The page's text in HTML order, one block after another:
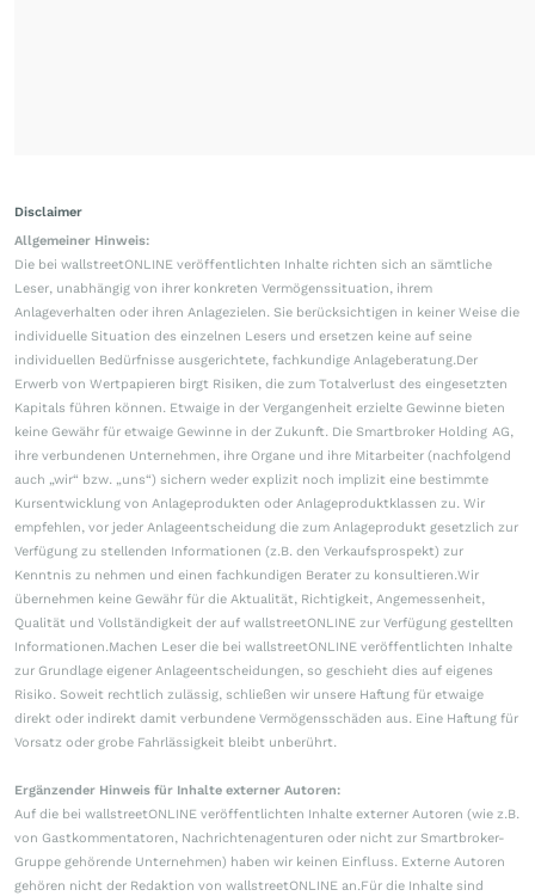
Disclaimer
Allgemeiner Hinweis:
Die bei wallstreetONLINE veröffentlichten Inhalte richten sich an sämtliche
Leser, unabhängig von ihrer konkreten Vermögenssituation, ihrem
Anlageverhalten oder ihren Anlagezielen. Sie berücksichtigen in keiner Weise die
individuelle Situation des einzelnen Lesers und ersetzen keine auf seine
individuellen Bedürfnisse ausgerichtete, fachkundige Anlageberatung.Der
Erwerb von Wertpapieren birgt Risiken, die zum Totalverlust des eingesetzten
Kapitals führen können. Etwaige in der Vergangenheit erzielte Gewinne bieten
keine Gewähr für etwaige Gewinne in der Zukunft. Die Smartbroker Holding AG,
ihre verbundenen Unternehmen, ihre Organe und ihre Mitarbeiter (nachfolgend
auch „wir“ bzw. „uns“) sichern weder explizit noch implizit eine bestimmte
Kursentwicklung von Anlageprodukten oder Anlageproduktklassen zu. Wir
empfehlen, vor jeder Anlageentscheidung die zum Anlageprodukt gesetzlich zur
Verfügung zu stellenden Informationen (z.B. den Verkaufsprospekt) zur
Kenntnis zu nehmen und einen fachkundigen Berater zu konsultieren.Wir
übernehmen keine Gewähr für die Aktualität, Richtigkeit, Angemessenheit,
Qualität und Vollständigkeit der auf wallstreetONLINE zur Verfügung gestellten
Informationen.Machen Leser die bei wallstreetONLINE veröffentlichten Inhalte
zur Grundlage eigener Anlageentscheidungen, so geschieht dies auf eigenes
Risiko. Soweit rechtlich zulässig, schließen wir unsere Haftung für etwaige
direkt oder indirekt damit verbundene Vermögensschäden aus. Eine Haftung für
Vorsatz oder grobe Fahrlässigkeit bleibt unberührt.
Ergänzender Hinweis für Inhalte externer Autoren:
Auf die bei wallstreetONLINE veröffentlichten Inhalte externer Autoren (wie z.B.
von Gastkommentatoren, Nachrichtenagenturen oder nicht zur Smartbroker-
Gruppe gehörende Unternehmen) haben wir keinen Einfluss. Externe Autoren
gehören nicht der Redaktion von wallstreetONLINE an.Für die Inhalte sind